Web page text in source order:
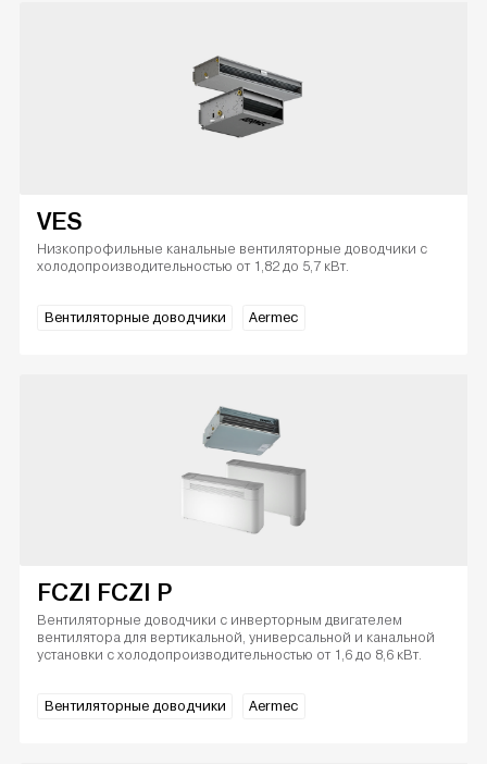
VES
Низкопрофильные канальные вентиляторные доводчики с
холодопроизводительностью от 1,82 до 5,7 кВт.
Вентиляторные доводчики Aermec
FCZI FCZI P
Вентиляторные доводчики с инверторным двигателем
вентилятора для вертикальной, универсальной и канальной
установки с холодопроизводительностью от 1,6 до 8,6 кВт.
Вентиляторные доводчики Aermec